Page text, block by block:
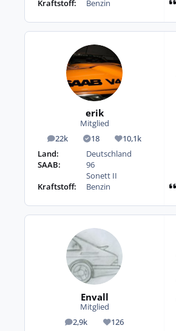
Kraftstoff:
Benzin
erik
Mitglied
22k
Beiträge 18
Lösungen10,1k
Reputation
Land:
Deutschland
SAAB:
96
Sonett II
Kraftstoff:
Benzin
Envall
Mitglied
2,9k
Beiträge 126
Reputation